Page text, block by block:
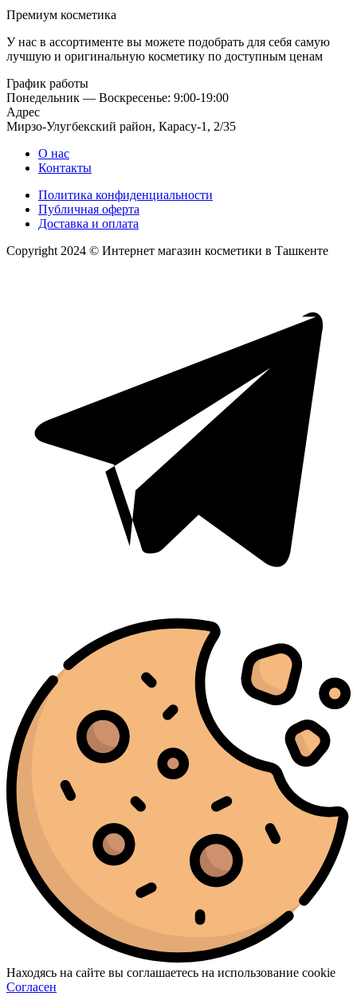
Премиум косметика
У нас в ассортименте вы можете подобрать для себя самую
лучшую и оригинальную косметику по доступным ценам
График работы
Понедельник — Воскресенье: 9:00-19:00
Адрес
Мирзо-Улугбекский район, Карасу-1, 2/35
О нас
Контакты
Политика конфиденциальности
Публичная оферта
Доставка и оплата
Copyright 2024 © Интернет магазин косметики в Ташкенте
Находясь на сайте вы соглашаетесь на использование cookie
Согласен